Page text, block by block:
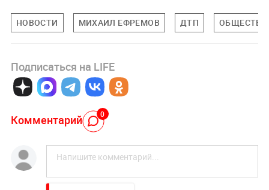
НОВОСТИ МИХАИЛ ЕФРЕМОВ ДТП ОБЩЕСТВО
Подписаться на LIFE
Комментарий 0